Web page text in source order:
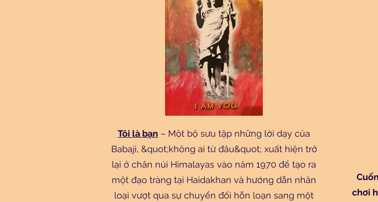
Tôi là bạn – Một bộ sưu tập những lời dạy của
Babaji, &quot;không ai từ đâu&quot; xuất hiện trở
lại ở chân núi Himalayas vào năm 1970 để tạo ra
một đạo tràng tại Haidakhan và hướng dẫn nhân
loại vượt qua sự chuyển đổi hỗn loạn sang một
chơi